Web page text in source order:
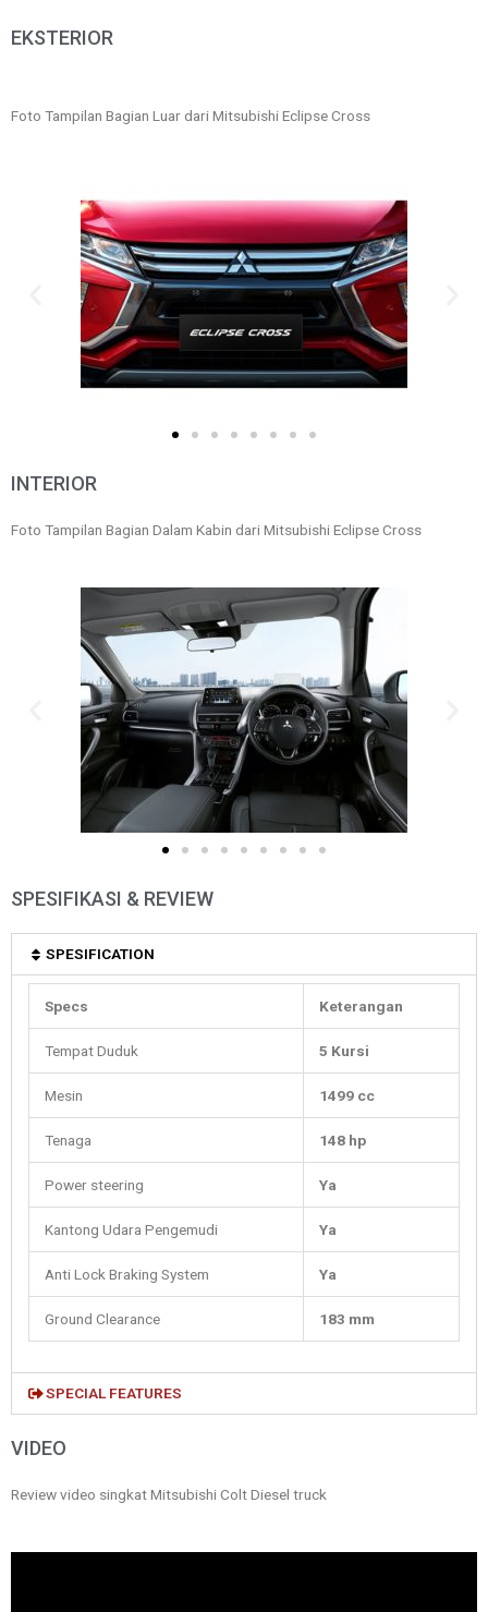
EKSTERIOR
Foto Tampilan Bagian Luar dari Mitsubishi Eclipse Cross
INTERIOR
Foto Tampilan Bagian Dalam Kabin dari Mitsubishi Eclipse Cross
SPESIFIKASI & REVIEW
SPESIFICATION
Specs Keterangan
Tempat Duduk 5 Kursi
Mesin 1499 cc
Tenaga 148 hp
Power steering Ya
Kantong Udara Pengemudi Ya
Anti Lock Braking System Ya
Ground Clearance 183 mm
SPECIAL FEATURES
VIDEO
Review video singkat Mitsubishi Colt Diesel truck